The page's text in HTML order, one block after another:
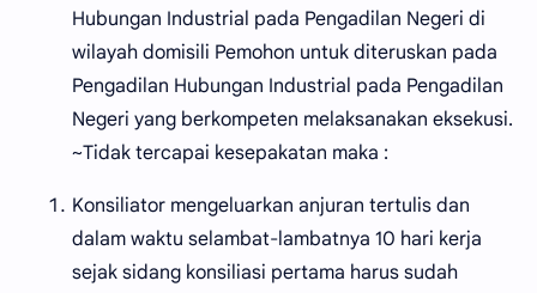
Hubungan Industrial pada Pengadilan Negeri di
wilayah domisili Pemohon untuk diteruskan pada
Pengadilan Hubungan Industrial pada Pengadilan
Negeri yang berkompeten melaksanakan eksekusi.
~Tidak tercapai kesepakatan maka :
Konsiliator mengeluarkan anjuran tertulis dan
dalam waktu selambat-lambatnya 10 hari kerja
sejak sidang konsiliasi pertama harus sudah